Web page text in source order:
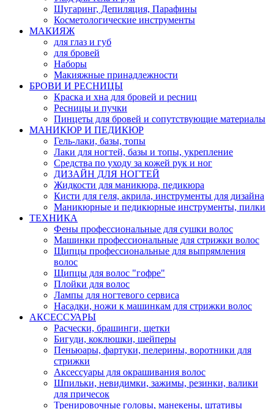
Шугаринг, Депиляция, Парафины
Косметологические инструменты
МАКИЯЖ
для глаз и губ
для бровей
Наборы
Макияжные принадлежности
БРОВИ И РЕСНИЦЫ
Краска и хна для бровей и ресниц
Ресницы и пучки
Пинцеты для бровей и сопутствующие материалы
МАНИКЮР И ПЕДИКЮР
Гель-лаки, базы, топы
Лаки для ногтей, базы и топы, укрепление
Средства по уходу за кожей рук и ног
ДИЗАЙН ДЛЯ НОГТЕЙ
Жидкости для маникюра, педикюра
Кисти для геля, акрила, инструменты для дизайна
Маникюрные и педикюрные инструменты, пилки
ТЕХНИКА
Фены профессиональные для сушки волос
Машинки профессиональные для стрижки волос
Щипцы профессиональные для выпрямления
волос
Щипцы для волос "гофре"
Плойки для волос
Лампы для ногтевого сервиса
Насадки, ножи к машинкам для стрижки волос
АКСЕССУАРЫ
Расчески, брашинги, щетки
Бигуди, коклюшки, шейперы
Пеньюары, фартуки, пелерины, воротники для
стрижки
Аксессуары для окрашивания волос
Шпильки, невидимки, зажимы, резинки, валики
для причесок
Тренировочные головы, манекены, штативы